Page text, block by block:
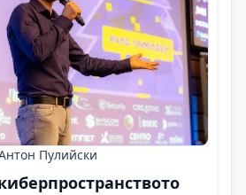
Пулийски